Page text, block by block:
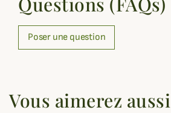
Poser une question
Vous aimerez aussi